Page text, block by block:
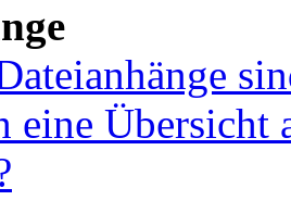
eine Übersicht